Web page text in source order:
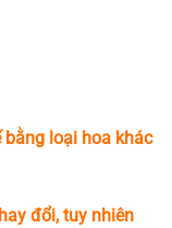
loại hoa khác
đổi, tuy nhiên